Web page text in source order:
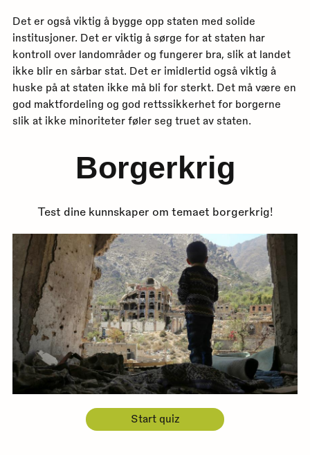
Det er også viktig å bygge opp staten med solide
institusjoner. Det er viktig å sørge for at staten har
kontroll over landområder og fungerer bra, slik at landet
ikke blir en sårbar stat. Det er imidlertid også viktig å
huske på at staten ikke må bli for sterkt. Det må være en
god maktfordeling og god rettssikkerhet for borgerne
slik at ikke minoriteter føler seg truet av staten.
Borgerkrig
Test dine kunnskaper om temaet borgerkrig!
Start quiz